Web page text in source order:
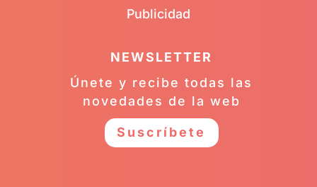
Publicidad
NEWSLETTER
Únete y recibe todas las
novedades de la web
Suscríbete